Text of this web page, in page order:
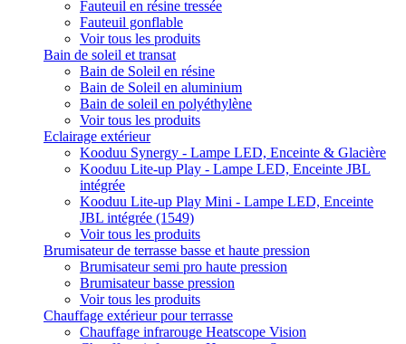
Fauteuil en résine tressée
Fauteuil gonflable
Voir tous les produits
Bain de soleil et transat
Bain de Soleil en résine
Bain de Soleil en aluminium
Bain de soleil en polyéthylène
Voir tous les produits
Eclairage extérieur
Kooduu Synergy - Lampe LED, Enceinte & Glacière
Kooduu Lite-up Play - Lampe LED, Enceinte JBL
intégrée
Kooduu Lite-up Play Mini - Lampe LED, Enceinte
JBL intégrée (1549)
Voir tous les produits
Brumisateur de terrasse basse et haute pression
Brumisateur semi pro haute pression
Brumisateur basse pression
Voir tous les produits
Chauffage extérieur pour terrasse
Chauffage infrarouge Heatscope Vision